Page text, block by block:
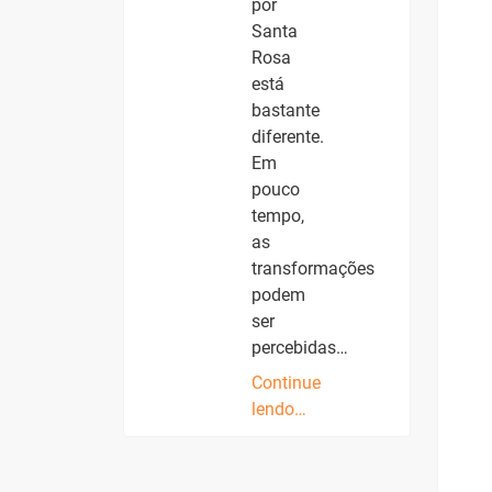
por
Santa
Rosa
está
bastante
diferente.
Em
pouco
tempo,
as
transformações
podem
ser
percebidas…
Continue
lendo…